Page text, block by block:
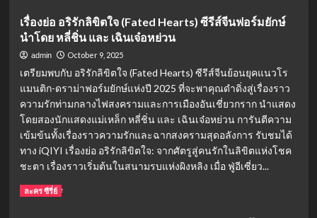
5
อันดับ
ซี
จีน
ยอด
นิยม
2025
บน
Netflix:
ปรากฏการณ์
ความ
เรื่องย่อ อริรักลิขิตใจ (Fated Hearts) ซีรีส์จีนฟอร์มยักษ์
นำโดย หลี่ชิ่น และ เฉินเจ๋อหย่วน
admin October 9, 2025
เตรียมพบกับ อริรักลิขิตใจ (Fated Hearts) ซีรีส์จีนย้อนยุคแนวโร
แมนติก-ดราม่าฟอร์มยักษ์แห่งปี 2025 ที่จะพาคุณดำดิ่งสู่เรื่องราว
ความรักท่ามกลางไฟสงครามและการเมืองอันเชี่ยวกราก นำแสดง
โดยสองนักแสดงแม่เหล็ก หลี่ชิ่น และ เฉินเจ๋อหย่วน การันตีความ
เข้มข้นทั้งเรื่องราวความรักและฉากสงครามสุดอลังการ รับชมได้
ทาง iQIYI เรื่องย่อ อริรักลิขิตใจ: จากศัตรูสู่คนรักในลิขิตแห่งโชค
ชะตา เรื่องราวเริ่มต้นในสนามรบแห่งผิงหลิง เมื่อ ฟู่อีเซี่ยว...
Read MoreRead
ละคร ซีรี่ย์